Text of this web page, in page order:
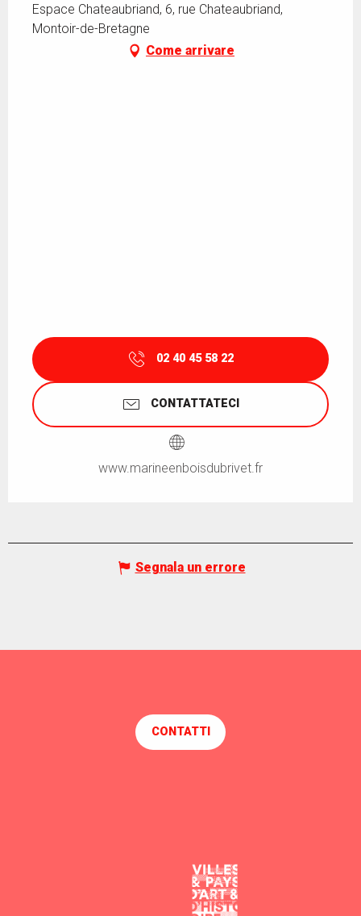
Espace Chateaubriand, 6, rue Chateaubriand,
Montoir-de-Bretagne
Come arrivare
02 40 45 58 22
CONTATTATECI
www.marineenboisdubrivet.fr
Segnala un errore
CONTATTI